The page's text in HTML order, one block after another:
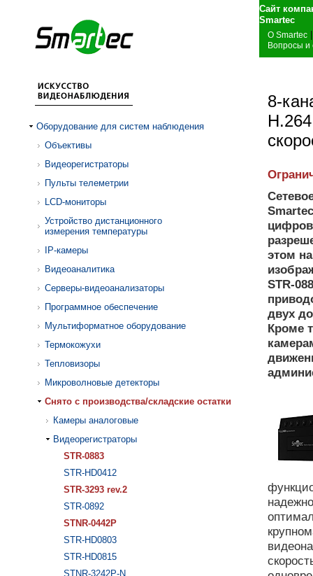
Сайт
О Smartec
Вопросы и
Оборудование для систем наблюдения
Объективы
Видеорегистраторы
Пульты телеметрии
LCD-мониторы
Устройство дистанционного
измерения температуры
IP-камеры
Видеоаналитика
Серверы-видеоанализаторы
Программное обеспечение
Мультиформатное оборудование
Термокожухи
Тепловизоры
Микроволновые детекторы
Cнято с производства/складские остатки
Камеры аналоговые
Видеорегистраторы
STR-0883
STR-HD0412
STR-3293 rev.2
STR-0892
STNR-0442P
STR-HD0803
STR-HD0815
STNR-3242P-N
8-
этом
STR-
двух
Кроме